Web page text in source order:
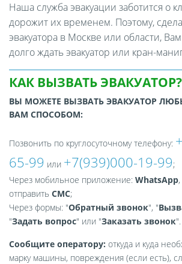
Наша служба эвакуации заботится о
дорожит их временем. Поэтому,
эвакуатора в Москве или области,
долго ждать эвакуатор или кран-
КАК ВЫЗВАТЬ ЭВАКУАТОР?
ВЫ МОЖЕТЕ ВЫЗВАТЬ ЭВАКУАТОР
ВАМ СПОСОБОМ:
Позвонить по круглосуточному телефону:
65-99 или +7(939)000-19-99;
Через мобильное приложение: WhatsApp,
отправить СМС;
Через формы: "Обратный звонок", "
"Задать вопрос" или "Заказать звонок".
Сообщите оператору: откуда и куда
марку машины, повреждения (если есть),